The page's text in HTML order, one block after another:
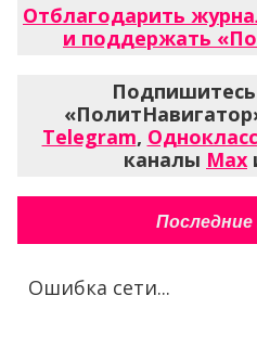
Отблагодарить
и поддержать
Telegram,
каналы Max
Ошибка сети...